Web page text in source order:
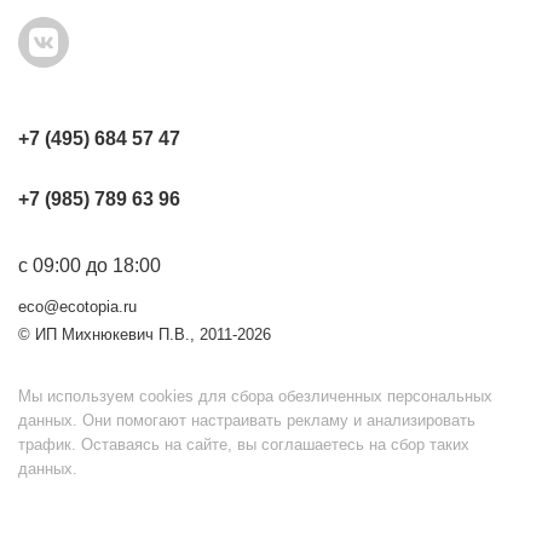
+7 (495) 684 57 47
+7 (985) 789 63 96
с 09:00 до 18:00
eco@ecotopia.ru
© ИП Михнюкевич П.В., 2011-2026
Мы используем cookies для сбора обезличенных персональных
данных. Они помогают настраивать рекламу и анализировать
трафик. Оставаясь на сайте, вы соглашаетесь на сбор таких
данных.